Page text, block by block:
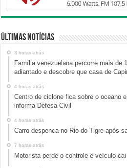
Últimas Notícias
3 horas atrás
Família venezuelana percorre mais de
adiantado e descobre que casa de
4 horas atrás
Centro de ciclone fica sobre o oceano
informa Defesa Civil
4 horas atrás
Carro despenca no Rio do Tigre após
7 horas atrás
Motorista perde o controle e veículo